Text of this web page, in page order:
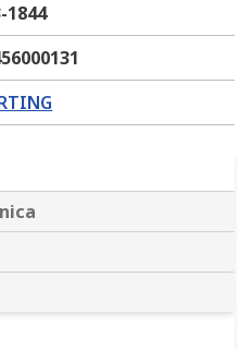
1844